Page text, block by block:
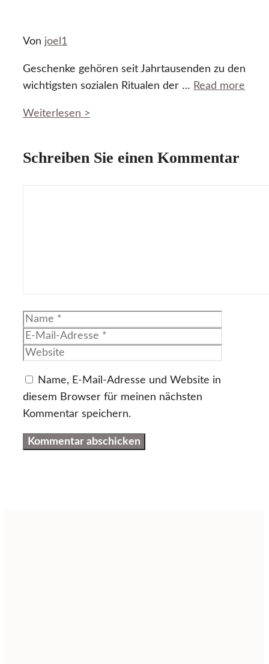
Von joel1
Geschenke gehören seit Jahrtausenden zu den
wichtigsten sozialen Ritualen der … Read more
Weiterlesen >
Schreiben Sie einen Kommentar
Name
Name, E-Mail-Adresse und Website in
diesem Browser für meinen nächsten
Kommentar speichern.